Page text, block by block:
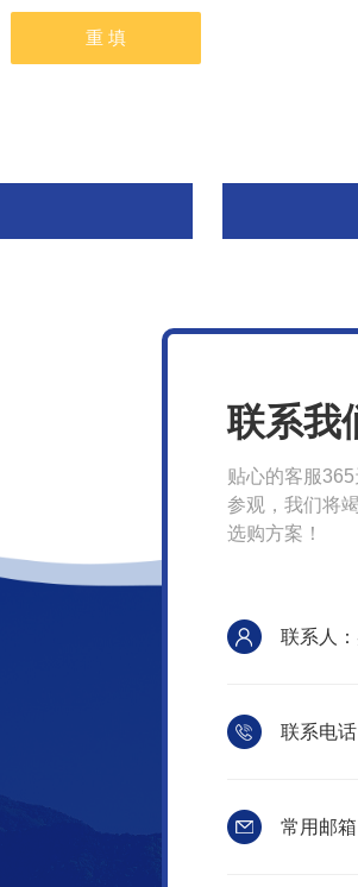
联系我
贴心的客服
参观，我们将
选购方案！
联系人
联系电
常用邮